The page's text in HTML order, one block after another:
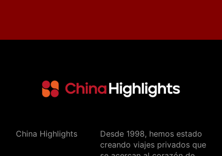
China Highlights
Desde 1998, hemos estado
creando viajes privados que